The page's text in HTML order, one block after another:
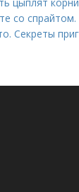
со спрайтом.
Секреты